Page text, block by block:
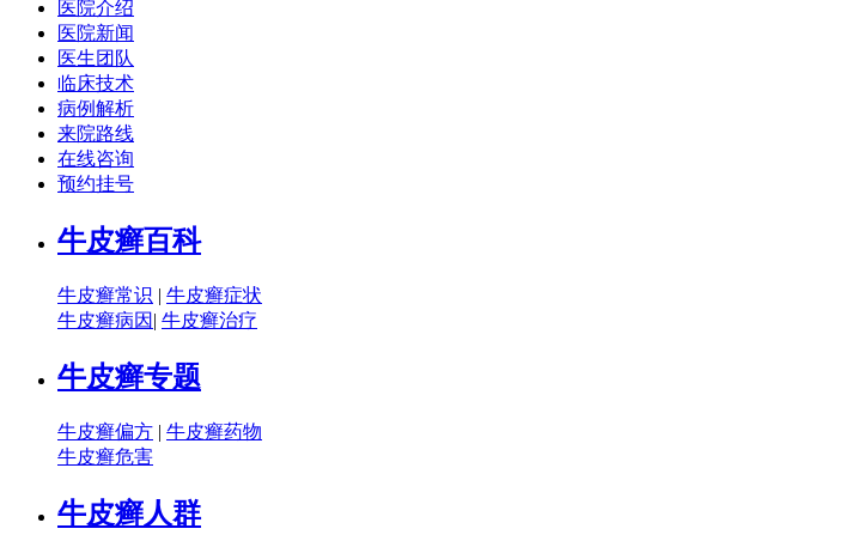
医院介绍
医院新闻
医生团队
临床技术
病例解析
来院路线
在线咨询
预约挂号
牛皮癣百科
牛皮癣常识 | 牛皮癣症状
牛皮癣病因 | 牛皮癣治疗
牛皮癣专题
牛皮癣偏方 | 牛皮癣药物
牛皮癣危害
牛皮癣人群